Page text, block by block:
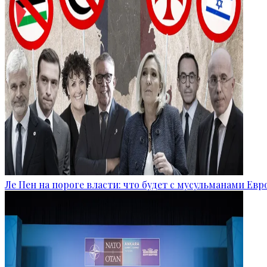
Ле Пен на пороге власти: что будет с мусульманами